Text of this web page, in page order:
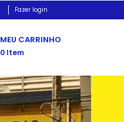
Fazer login
MEU CARRINHO
0 Item